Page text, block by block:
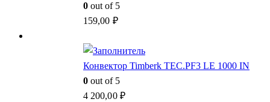
0 out of 5
159,00 ₽
Конвектор Timberk TEC.PF3 LE 1000 IN
0 out of 5
4 200,00 ₽